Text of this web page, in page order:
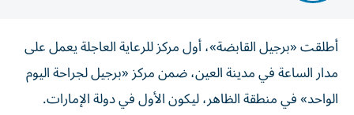
أطلقت «برجيل القابضة»، أول مركز للرعاية العاجلة يعمل على
مدار الساعة في مدينة العين، ضمن مركز «برجيل لجراحة اليوم
الواحد» في منطقة الظاهر، ليكون الأول في دولة الإمارات.